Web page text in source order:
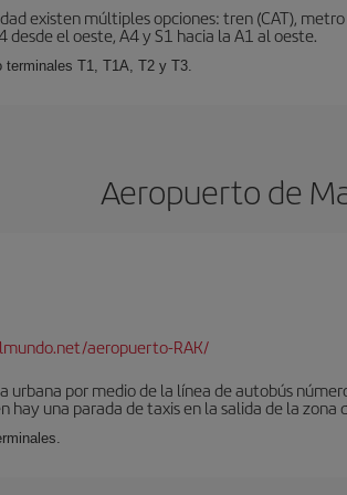
existen múltiples opciones: tren (CAT),
desde el oeste, A4 y S1 hacia la A1 al oeste.
terminales T1, T1A, T2 y T3.
Aeropuerto de
aeropuerto-RAK/
por medio de la línea de autobús
una parada de taxis en la salida de la zona